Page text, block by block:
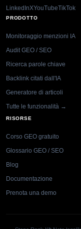
LinkedInXYouTubeTikTok
PRODOTTO
Monitoraggio menzioni IA
Audit GEO / SEO
Ricerca parole chiave
Backlink citati dall'IA
Generatore di articoli
Tutte le funzionalità →
RISORSE
Corso GEO gratuito
Glossario GEO / SEO
Blog
Documentazione
Prenota una demo